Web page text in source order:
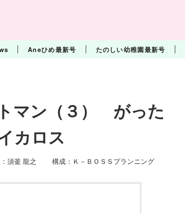
Aneひめ最新号 たのしい幼稚園最新号
マン（３） がった
カロス
釜 龍之 構成：Ｋ－ＢＯＳＳプランニング